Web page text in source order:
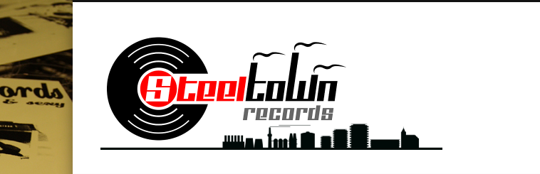
LABEL | MERCH | PRINT | DIY | FANZINE | TOURSERVICE | BOOKING
VimeoDribble LinkedIn